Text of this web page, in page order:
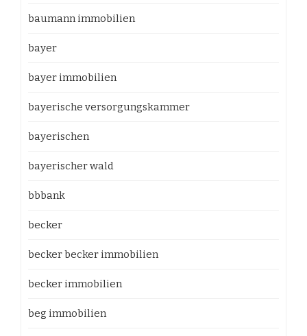
baumann immobilien
bayer
bayer immobilien
bayerische versorgungskammer
bayerischen
bayerischer wald
bbbank
becker
becker becker immobilien
becker immobilien
beg immobilien